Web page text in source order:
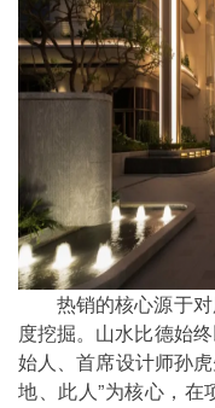
热销的核心源于
度挖掘。山水比德始
始人、首席设计师孙
地、此人”为核心，